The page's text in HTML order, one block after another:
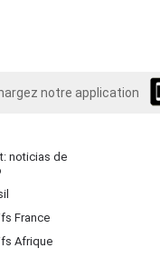
notre application
Android
noticias de
France
Afrique